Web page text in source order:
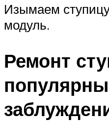
Изымаем
модуль.
Ремонт